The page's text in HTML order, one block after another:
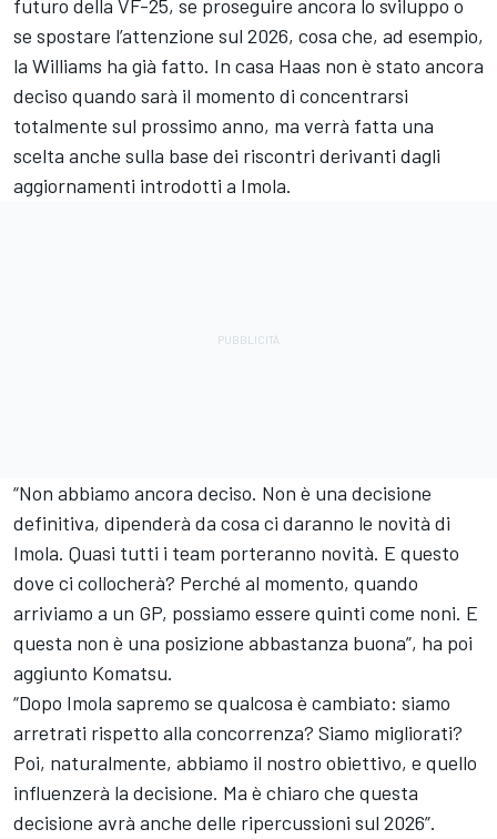
futuro della VF-25, se proseguire ancora lo sviluppo o
se spostare l’attenzione sul 2026, cosa che, ad esempio,
la Williams ha già fatto. In casa Haas non è stato ancora
deciso quando sarà il momento di concentrarsi
totalmente sul prossimo anno, ma verrà fatta una
scelta anche sulla base dei riscontri derivanti dagli
aggiornamenti introdotti a Imola.
“Non abbiamo ancora deciso. Non è una decisione
definitiva, dipenderà da cosa ci daranno le novità di
Imola. Quasi tutti i team porteranno novità. E questo
dove ci collocherà? Perché al momento, quando
arriviamo a un GP, possiamo essere quinti come noni. E
questa non è una posizione abbastanza buona”, ha poi
aggiunto Komatsu.
“Dopo Imola sapremo se qualcosa è cambiato: siamo
arretrati rispetto alla concorrenza? Siamo migliorati?
Poi, naturalmente, abbiamo il nostro obiettivo, e quello
influenzerà la decisione. Ma è chiaro che questa
decisione avrà anche delle ripercussioni sul 2026”.